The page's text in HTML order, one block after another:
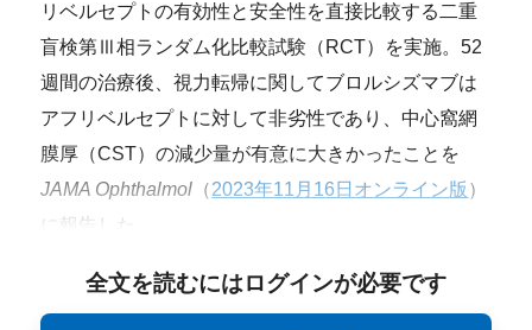
リベルセプトの有効性と安全性を直接比較する二重
盲検第Ⅲ相ランダム化比較試験（RCT）を実施。52
週間の治療後、視力転帰に関してブロルシズマブは
アフリベルセプトに対して非劣性であり、中心窩網
膜厚（CST）の減少量が有意に大きかったことを
JAMA Ophthalmol （2023年11月16日オンライン版 ）
に報告した。
全文を読むにはログインが必要です